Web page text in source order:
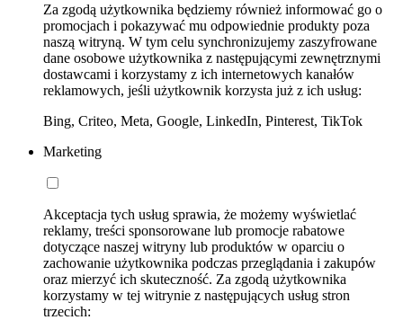
Za zgodą użytkownika będziemy również informować go o
promocjach i pokazywać mu odpowiednie produkty poza
naszą witryną. W tym celu synchronizujemy zaszyfrowane
dane osobowe użytkownika z następującymi zewnętrznymi
dostawcami i korzystamy z ich internetowych kanałów
reklamowych, jeśli użytkownik korzysta już z ich usług:
Bing, Criteo, Meta, Google, LinkedIn, Pinterest, TikTok
Marketing
Akceptacja tych usług sprawia, że możemy wyświetlać
reklamy, treści sponsorowane lub promocje rabatowe
dotyczące naszej witryny lub produktów w oparciu o
zachowanie użytkownika podczas przeglądania i zakupów
oraz mierzyć ich skuteczność. Za zgodą użytkownika
korzystamy w tej witrynie z następujących usług stron
trzecich: